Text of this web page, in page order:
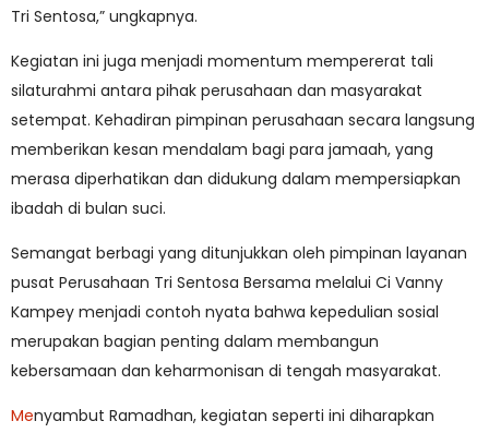
Tri Sentosa,” ungkapnya.
Kegiatan ini juga menjadi momentum mempererat tali
silaturahmi antara pihak perusahaan dan masyarakat
setempat. Kehadiran pimpinan perusahaan secara langsung
memberikan kesan mendalam bagi para jamaah, yang
merasa diperhatikan dan didukung dalam mempersiapkan
ibadah di bulan suci.
Semangat berbagi yang ditunjukkan oleh pimpinan layanan
pusat Perusahaan Tri Sentosa Bersama melalui Ci Vanny
Kampey menjadi contoh nyata bahwa kepedulian sosial
merupakan bagian penting dalam membangun
kebersamaan dan keharmonisan di tengah masyarakat.
Menyambut Ramadhan, kegiatan seperti ini diharapkan